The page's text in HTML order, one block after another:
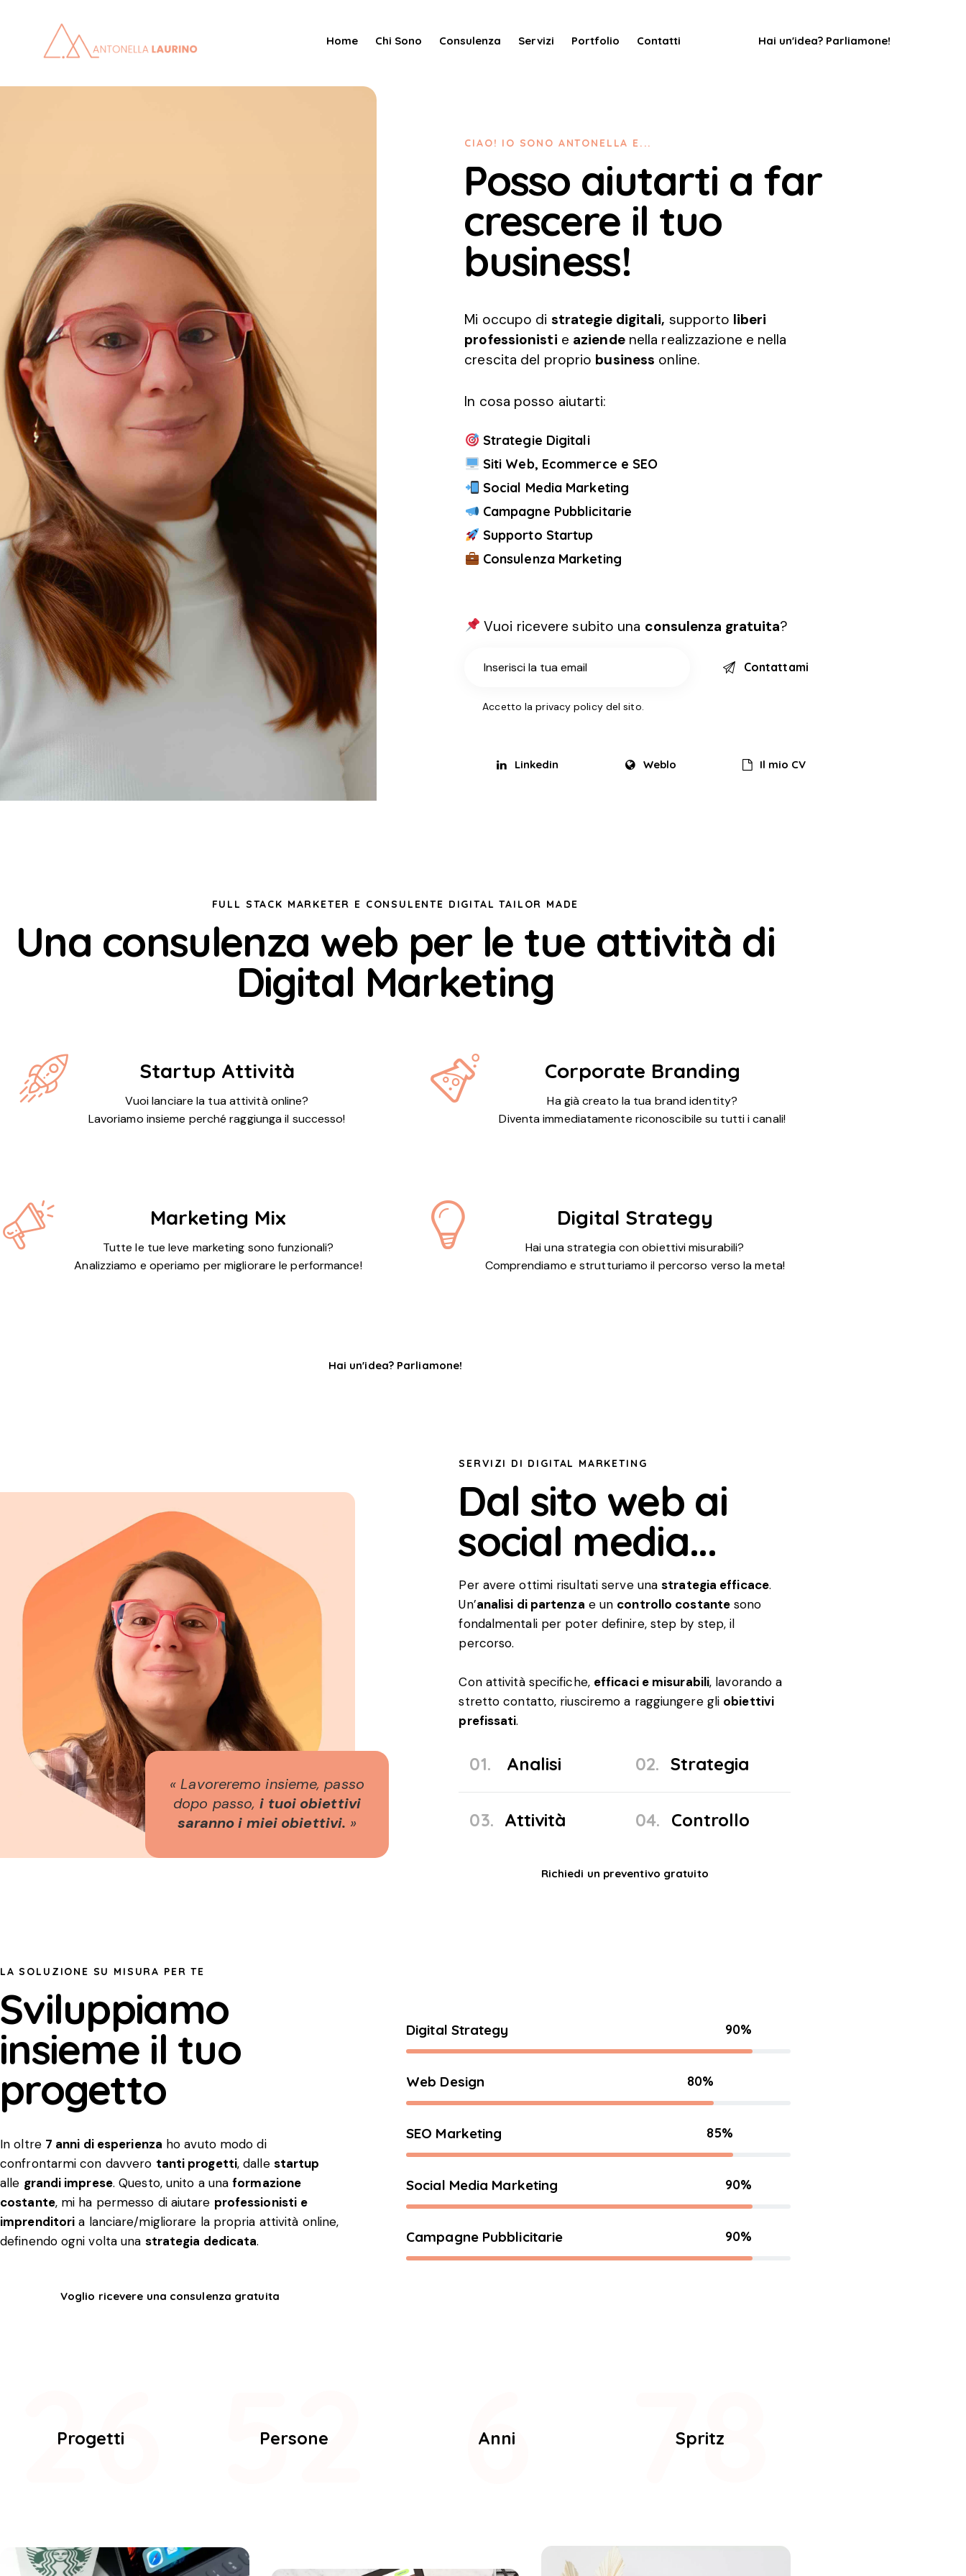
Home Chi Sono Consulenza Servizi Portfolio Contatti Hai un'idea? Parliamone!
CIAO! IO SONO ANTONELLA E...
Posso aiutarti a far
crescere il tuo
business!
Mi occupo di strategie digitali, supporto liberi
professionisti e aziendenella realizzazione e nella
crescita del proprio business online.
In cosa posso aiutarti:
Strategie Digitali
Siti Web, Ecommerce e SEO
Social Media Marketing
Campagne Pubblicitarie
Supporto Startup
Consulenza Marketing
Vuoi ricevere subito una consulenza gratuita?
Contattami
Accettola privacy policydel sito.
Linkedin Weblo Il mio CV
FULL STACK MARKETER E CONSULENTE DIGITAL TAILOR MADE
Una consulenza web per le tue attività di
Digital Marketing
Startup Attività
Vuoi lanciare la tua attività online?
Lavoriamo insieme perché raggiunga il successo!
Corporate Branding
Ha già creato la tua brand identity?
Diventa immediatamente riconoscibile su tutti i canali!
Marketing Mix
Tutte le tue leve marketing sono funzionali?
Analizziamo e operiamo per migliorare le performance!
Digital Strategy
Hai una strategia con obiettivi misurabili?
Comprendiamo e strutturiamo il percorso verso la meta!
Hai un'idea? Parliamone!
« Lavoreremo insieme, passo
dopo passo,i tuoi obiettivi
saranno i miei obiettivi. »
SERVIZI DI DIGITAL MARKETING
Dal sito web ai
social media...
Per avere ottimi risultati serve unastrategia efficace.
Un’analisi di partenza e un controllo costante sono
fondalmentali per poter definire, step by step, il
percorso.
Con attività specifiche, efficaci e misurabili, lavorando a
stretto contatto, riusciremo a raggiungere gli obiettivi
prefissati.
01. Analisi 02. Strategia
03. Attività 04. Controllo
Richiedi un preventivo gratuito
LA SOLUZIONE SU MISURA PER TE
Sviluppiamo
insieme il tuo
progetto
In oltre 7 anni di esperienza ho avuto modo di
confrontarmi con davvero tanti progetti, dalle startup
alle grandi imprese. Questo, unito a unaformazione
costante, mi ha permesso di aiutare professionisti e
imprenditori a lanciare/migliorare la propria attività online,
definendo ogni volta una strategia dedicata.
Voglio ricevere una consulenza gratuita
Digital Strategy 90%
Web Design 80%
SEO Marketing 85%
Social Media Marketing 90%
Campagne Pubblicitarie 90%
32
Progetti 65
Persone 7
Anni 99
Spritz